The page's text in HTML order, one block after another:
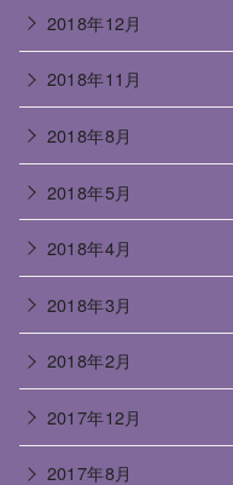
2018年12月
2018年11月
2018年8月
2018年5月
2018年4月
2018年3月
2018年2月
2017年12月
2017年8月